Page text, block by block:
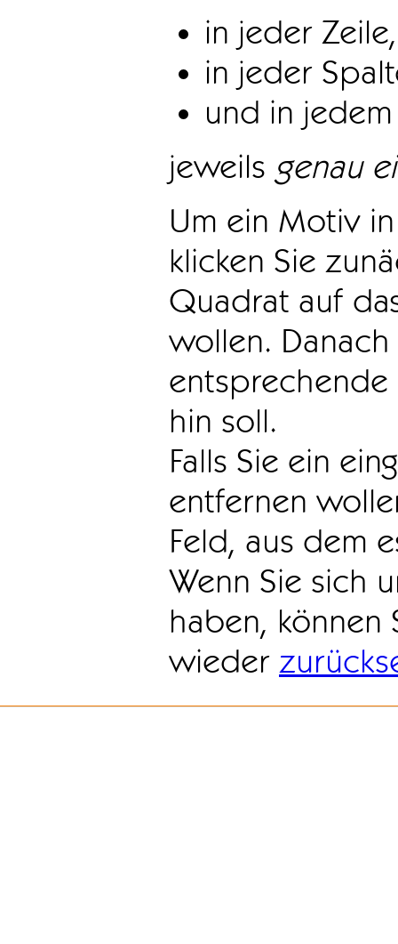
in jeder Zeile,
in jeder
und in
jeweils genau
Um ein Motiv
klicken Sie
Quadrat auf
wollen.
hin soll.
Falls Sie ein
entfernen
Feld, aus dem
Wenn Sie sich
haben, können
wieder